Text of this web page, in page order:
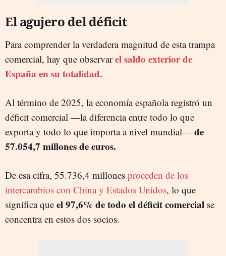
El agujero del déficit
Para comprender la verdadera magnitud de esta trampa
comercial, hay que observarel saldo exterior de
España en su totalidad.
Al término de 2025, la economía española registró un
déficit comercial —la diferencia entre todo lo que
exporta y todo lo que importa a nivel mundial— de
57.054,7 millones de euros.
De esa cifra, 55.736,4 millones proceden de los
intercambios con China y Estados Unidos, lo que
significa que el 97,6% de todo el déficit comercial se
concentra en estos dos socios.